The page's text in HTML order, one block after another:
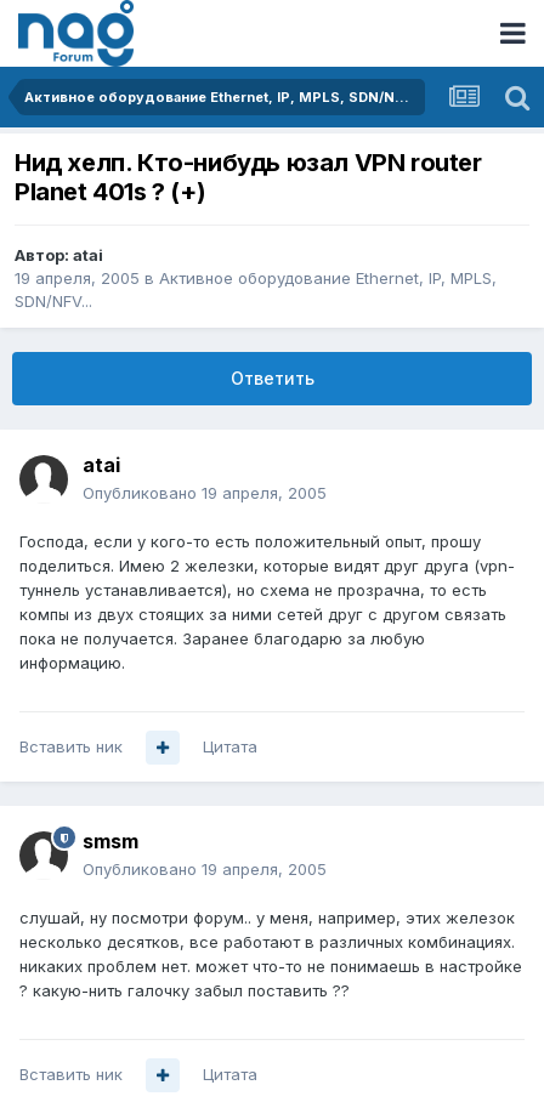
Активное оборудование Ethernet, IP, MPLS, SDN/NFV...
Нид хелп. Кто-нибудь юзал VPN router
Planet 401s ? (+)
Автор: atai
19 апреля, 2005 в Активное оборудование Ethernet, IP, MPLS,
SDN/NFV...
Ответить
atai
Опубликовано 19 апреля, 2005
Господа, если у кого-то есть положительный опыт, прошу
поделиться. Имею 2 железки, которые видят друг друга (vpn-
туннель устанавливается), но схема не прозрачна, то есть
компы из двух стоящих за ними сетей друг с другом связать
пока не получается. Заранее благодарю за любую
информацию.
Вставить ник Цитата
smsm
Опубликовано 19 апреля, 2005
слушай, ну посмотри форум.. у меня, например, этих железок
несколько десятков, все работают в различных комбинациях.
никаких проблем нет. может что-то не понимаешь в настройке
? какую-нить галочку забыл поставить ??
Вставить ник Цитата